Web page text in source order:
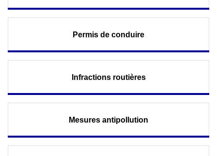
Permis de conduire
Infractions routières
Mesures antipollution